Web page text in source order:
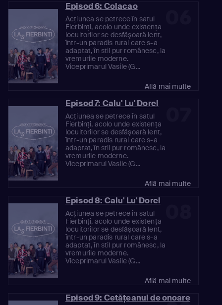
Episod 6: Colacao
Acţiunea se petrece în satul
Fierbinţi, acolo unde existenţa
locuitorilor se desfăşoară lent,
într-un paradis rural care s-a
adaptat, în stil pur românesc, la
vremurile moderne.
Viceprimarul Vasile (G...
Află mai multe
Episod 7: Calu' Lu' Dorel
Acţiunea se petrece în satul
Fierbinţi, acolo unde existenţa
locuitorilor se desfăşoară lent,
într-un paradis rural care s-a
adaptat, în stil pur românesc, la
vremurile moderne.
Viceprimarul Vasile (G...
Află mai multe
Episod 8: Calu' Lu' Dorel
Acţiunea se petrece în satul
Fierbinţi, acolo unde existenţa
locuitorilor se desfăşoară lent,
într-un paradis rural care s-a
adaptat, în stil pur românesc, la
vremurile moderne.
Viceprimarul Vasile (G...
Află mai multe
Episod 9: Cetăţeanul de onoare